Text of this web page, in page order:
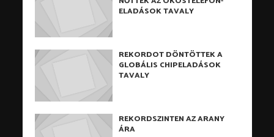
ELADÁSOK TAVALY
REKORDOT DÖNTÖTTEK A
GLOBÁLIS CHIPELADÁSOK
TAVALY
REKORDSZINTEN AZ ARANY
ÁRA